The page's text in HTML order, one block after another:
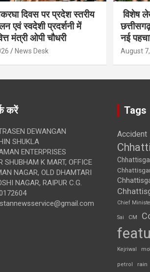
दिवस पर प्रदेश स्तरीय
एवं स्वदेशी प्रदर्शनी में
मंत्री ओपी चौधरी
News Desk
विशेष
नई
August
करें
DEWANGAN
SHUKLA
ENTERPRISES
SHUBHAM K MART, OFFICE
NAGAR, OLD DHAMTARI
NAGAR, RAIPUR C.G.
Tags
Accident
Chief
Sai CM
Kejriwal
petrol rain